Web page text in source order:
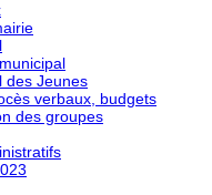
des Jeunes
verbaux, budgets
des groupes